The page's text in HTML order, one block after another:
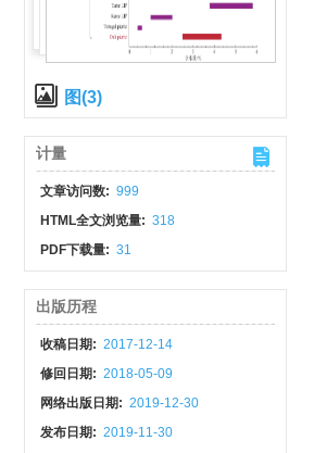
图(3)
计量
文章访问数: 999
HTML全文浏览量: 318
PDF下载量: 31
出版历程
收稿日期: 2017-12-14
修回日期: 2018-05-09
网络出版日期: 2019-12-30
发布日期: 2019-11-30